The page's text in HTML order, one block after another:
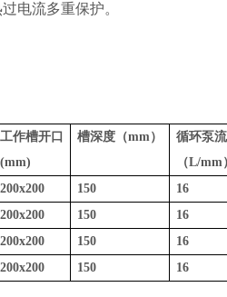
电流多重保护。
工作槽开口
(mm)
槽深度（mm）
循环泵
（L/mm
200x200 150
16
200x200 150
16
200x200 150
16
200x200 150 16